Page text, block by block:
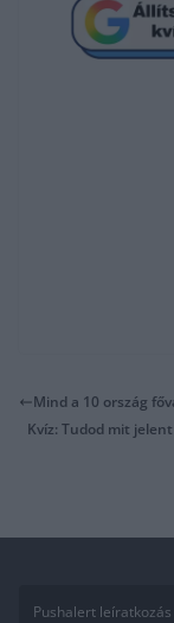
Mind a 10 ország
Kvíz: Tudod mit
Pushalert leíratkozás